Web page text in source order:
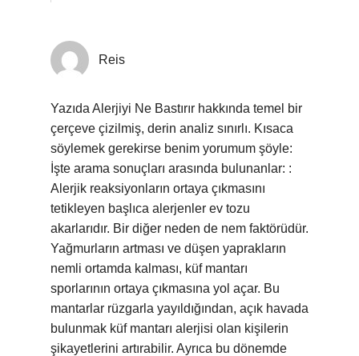
Reis
Yazıda Alerjiyi Ne Bastırır hakkında temel bir
çerçeve çizilmiş, derin analiz sınırlı. Kısaca
söylemek gerekirse benim yorumum şöyle:
İşte arama sonuçları arasında bulunanlar: :
Alerjik reaksiyonların ortaya çıkmasını
tetikleyen başlıca alerjenler ev tozu
akarlarıdır. Bir diğer neden de nem faktörüdür.
Yağmurların artması ve düşen yaprakların
nemli ortamda kalması, küf mantarı
sporlarının ortaya çıkmasına yol açar. Bu
mantarlar rüzgarla yayıldığından, açık havada
bulunmak küf mantarı alerjisi olan kişilerin
şikayetlerini artırabilir. Ayrıca bu dönemde